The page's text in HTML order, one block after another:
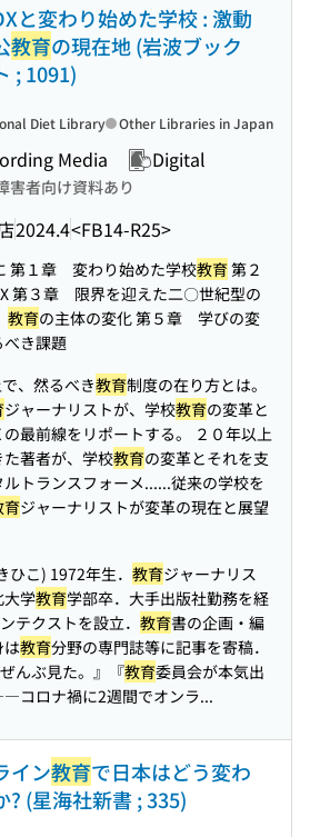
と変わり始めた学校 : 激動
教育の現在地 (岩波ブック
; 1091)
Media Digital
害者向け資料あり
2024.4<FB14-R25>
Diet Library Other Libraries in Japan
第１章 変わり始めた学校教育第２
第３章 限界を迎えた二〇世紀型の
教育の主体の変化 第５章 学びの変
き課題
、然るべき教育制度の在り方とは。
ジャーナリストが、学校教育の変革と
の最前線をリポートする。 ２０年以上
著者が、学校教育の変革とそれを支
ルトランスフォーメ......従来の学校を
育ジャーナリストが変革の現在と展望
こ) 1972年生． 教育ジャーナリス
大学教育学部卒．大手出版社勤務を経
テクストを設立． 教育書の企画・編
は教育分野の専門誌等に記事を寄稿．
んぶ見た。』『教育委員会が本気出
コロナ禍に2週間でオンラ...
イン教育で日本はどう変わ
? (星海社新書 ; 335)